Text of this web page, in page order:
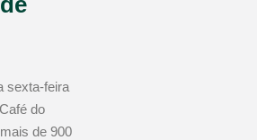
sexta-feira
do
de 900